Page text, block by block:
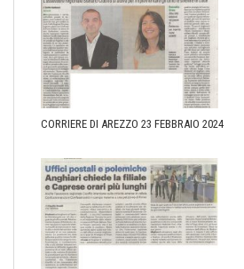
CORRIERE DI AREZZO 23 FEBBRAIO 2024